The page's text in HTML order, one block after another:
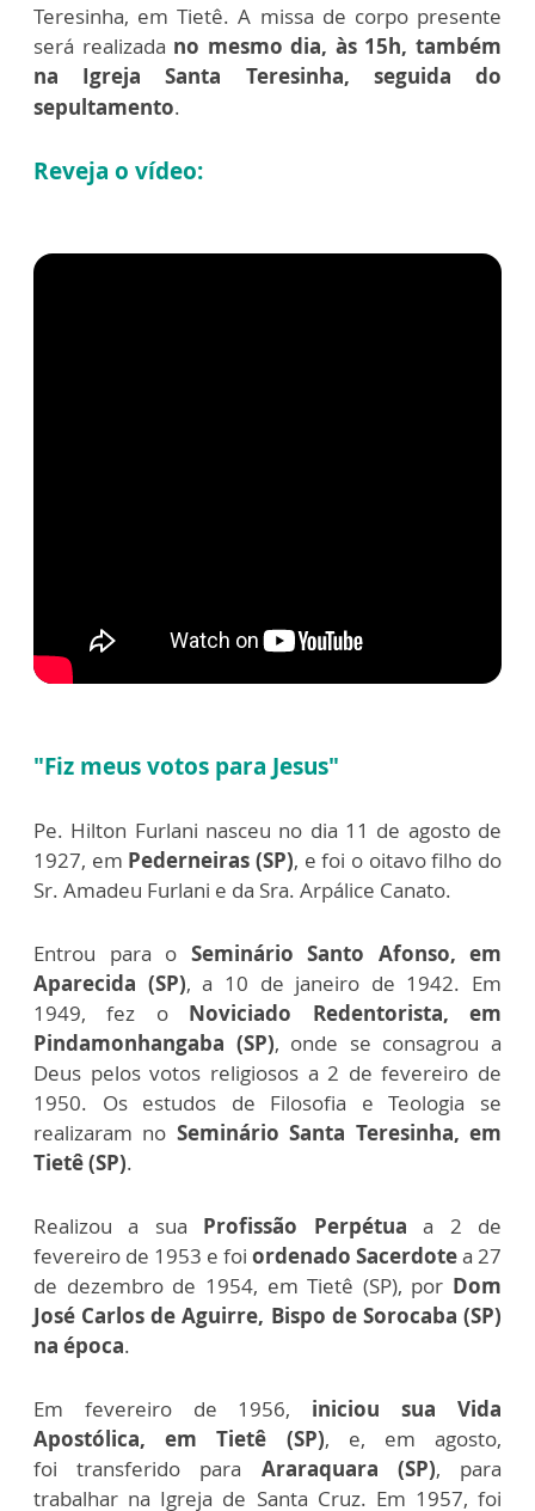
Teresinha, em Tietê. A missa de corpo presente
será realizada no mesmo dia, às 15h, também
na Igreja Santa Teresinha, seguida do
sepultamento.
Reveja o vídeo:
"Fiz meus votos para Jesus"
Pe. Hilton Furlani nasceu no dia 11 de agosto de
1927, em Pederneiras (SP), e foi o oitavo filho do
Sr. Amadeu Furlani e da Sra. Arpálice Canato.
Entrou para o Seminário Santo Afonso, em
Aparecida (SP), a 10 de janeiro de 1942. Em
1949, fez oNoviciado Redentorista, em
Pindamonhangaba (SP), onde se consagrou a
Deus pelos votos religiosos a 2 defevereiro de
1950. Os estudos de Filosofia e Teologia se
realizaram no SeminárioSanta Teresinha, em
Tietê (SP).
Realizou a sua Profissão Perpétua a 2 de
fevereiro de 1953 e foi ordenado Sacerdotea 27
de dezembro de 1954, em Tietê (SP), por Dom
José Carlos de Aguirre, Bispo de Sorocaba (SP)
na época.
Em fevereiro de 1956, iniciou sua Vida
Apostólica, em Tietê (SP), e, em agosto,
foitransferido para Araraquara (SP), para
trabalhar na Igreja de Santa Cruz. Em 1957, foi